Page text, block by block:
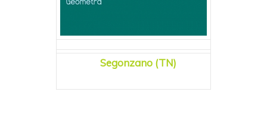
Segonzano (TN)